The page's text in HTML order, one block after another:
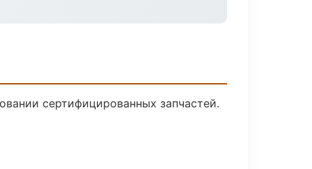
сертифицированных запчастей.